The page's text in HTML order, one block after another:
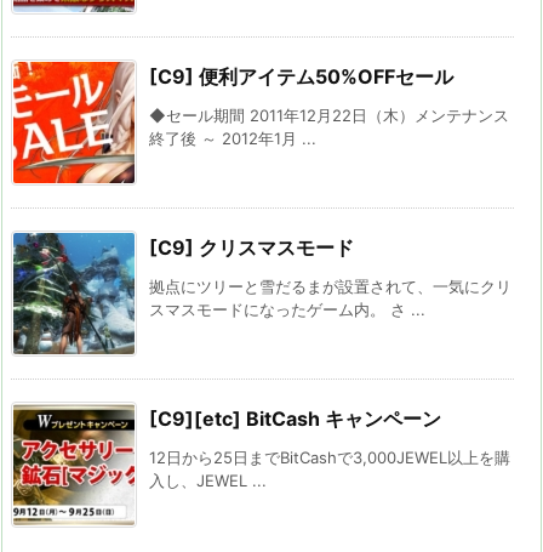
[C9] 便利アイテム50%OFFセール
◆セール期間 2011年12月22日（木）メンテナンス
終了後 ～ 2012年1月 ...
[C9] クリスマスモード
拠点にツリーと雪だるまが設置されて、一気にクリ
スマスモードになったゲーム内。 さ ...
[C9][etc] BitCash キャンペーン
12日から25日までBitCashで3,000JEWEL以上を購
入し、JEWEL ...